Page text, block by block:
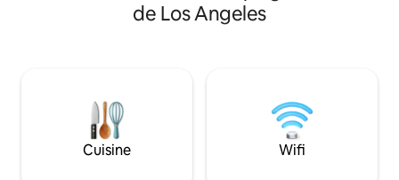
Profitez de la
de sport, des
mini-golf, des
de jeux et du
de Los Angeles
Cuisine Wifi